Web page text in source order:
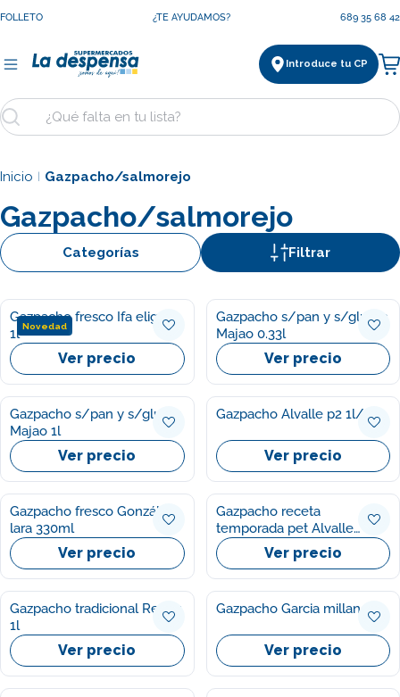
FOLLETO ¿TE AYUDAMOS? 689 35 68 42
Buscar
Introduce tu CP
Inicio Gazpacho/salmorejo
Gazpacho/salmorejo
Categorías Filtrar
Novedad
Gazpacho fresco Ifa eliges
1l
Ver precio
Gazpacho s/pan y s/gluten
Majao 0.33l
Ver precio
Gazpacho s/pan y s/gluten
Majao 1l
Ver precio
Gazpacho Alvalle p2 1l/u
Ver precio
Gazpacho fresco González
lara 330ml
Ver precio
Gazpacho receta
temporada pet Alvalle
250ml
Ver precio
Gazpacho tradicional Ready
1l
Ver precio
Gazpacho Garcia millan 1l
Ver precio